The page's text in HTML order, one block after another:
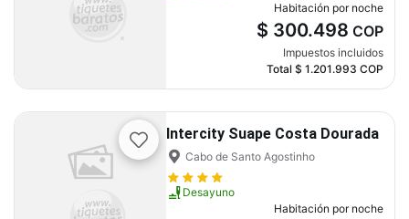
Habitación por noche
$ 300.498 COP
Impuestos incluidos
Total $ 1.201.993 COP
Intercity Suape Costa Dourada
Cabo de Santo Agostinho
Desayuno
Habitación por noche